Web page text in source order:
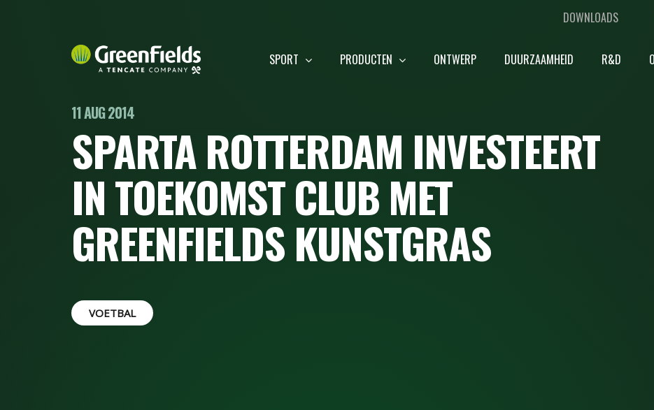
DOWNLOADS
SPORT PRODUCTEN ONTWERP DUURZAAMHEID R&D
11 AUG 2014
SPARTA ROTTERDAM INVESTEERT
IN TOEKOMST CLUB MET
GREENFIELDS KUNSTGRAS
VOETBAL